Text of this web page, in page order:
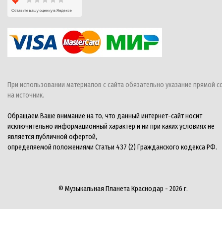
При использовании материалов с сайта обязательно указание прямой
на источник.
Обращаем Ваше внимание на то, что данный интернет-сайт носит
исключительно информационный характер и ни при каких условиях не
является публичной офертой,
определяемой положениями Статьи 437 (2) Гражданского кодекса РФ.
© Музыкальная Планета Краснодар - 2026 г.